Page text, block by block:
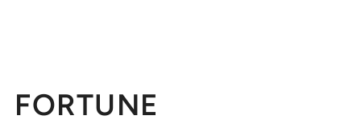
FORTUNE